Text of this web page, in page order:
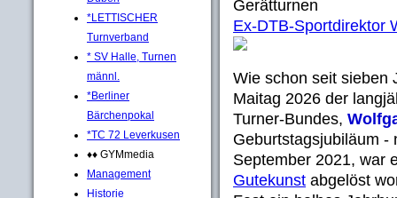
*LETTISCHER
Turnverband
* SV Halle, Turnen
männl.
*Berliner
Bärchenpokal
*TC 72 Leverkusen
♦♦ GYMmedia
Management
Historie
Gerätturnen
Ex-DTB-Sportdirektor
Wie schon seit sieben
Maitag 2026 der
Turner-Bundes,
Geburtstagsjubiläum
September 2021, war
Gutekunst abgelöst